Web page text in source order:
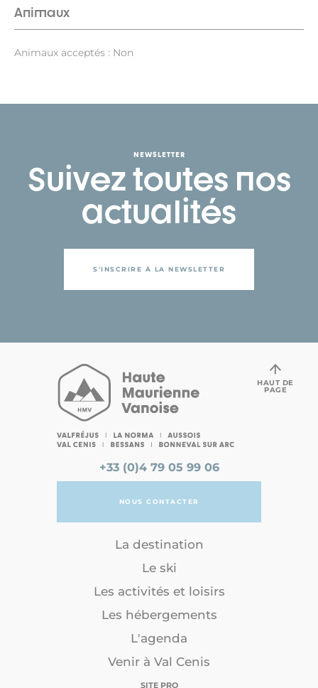
Animaux
Animaux acceptés : Non
NEWSLETTER
Suivez toutes nos
actualités
S'INSCRIRE À LA NEWSLETTER
+33 (0)4 79 05 99 06
NOUS CONTACTER
La destination
Le ski
Les activités et loisirs
Les hébergements
L'agenda
Venir à Val Cenis
SITE PRO
HAUT DE
PAGE